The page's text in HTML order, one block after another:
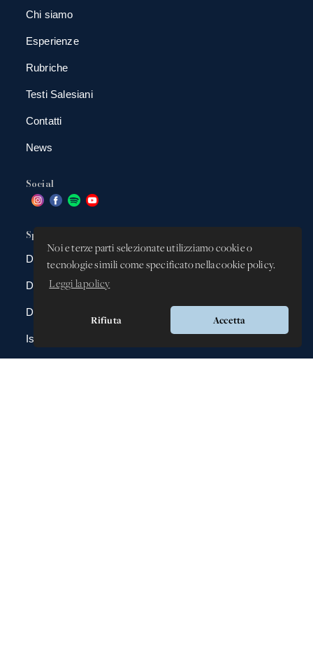
Noi e terze parti selezionate utilizziamo cookie o
tecnologie simili come specificato nella cookie policy.
Leggi la policy
Rifiuta Accetta
Chi siamo
Esperienze
Rubriche
Testi Salesiani
Contatti
News
Social
Spazio app
DBAnima
DBContest
DBDrive
Iscrizioni